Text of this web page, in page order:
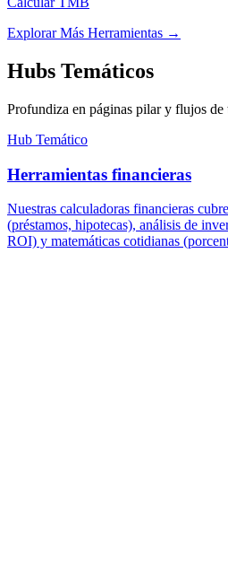
Explorar Más Herramientas →
Hubs Temáticos
Profundiza en páginas pilar y flujos de
Hub Temático
Herramientas financieras
Nuestras calculadoras financieras
(préstamos, hipotecas), análisis de
ROI) y matemáticas cotidianas